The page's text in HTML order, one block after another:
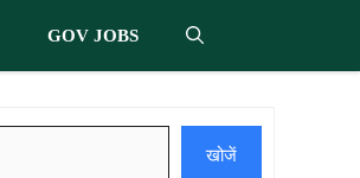
GOV JOBS
खोजें